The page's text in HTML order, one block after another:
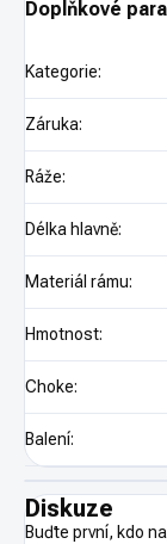
Doplňkové
Kategorie:
Záruka:
Ráže:
Délka hlavně:
Materiál rámu:
Hmotnost:
Choke:
Balení:
Diskuze
Buďte první, kdo